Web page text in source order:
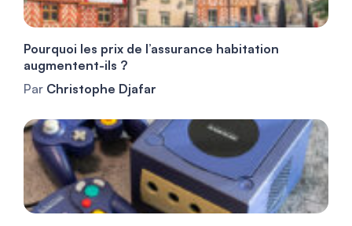
Pourquoi les prix de l’assurance habitation
augmentent-ils ?
Par Christophe Djafar